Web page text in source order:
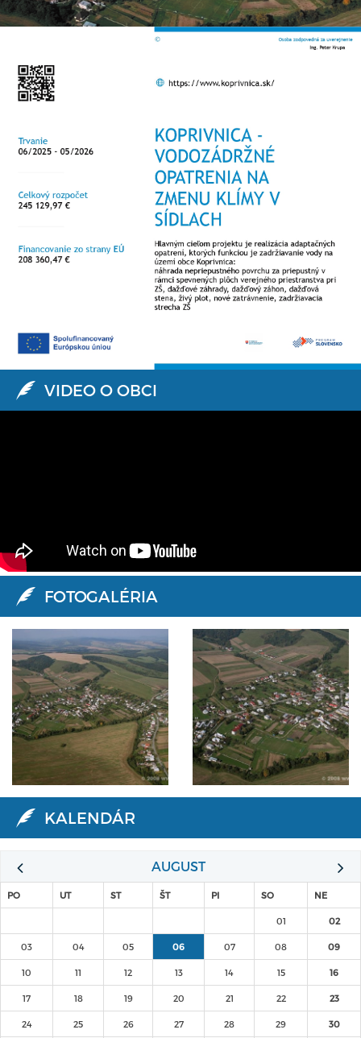
VIDEO O OBCI
FOTOGALÉRIA
KALENDÁR
AUGUST
PO UT ST ŠT PI SO NE
01 02
03 04 05 06 07 08 09
10 11 12 13 14 15 16
17 18 19 20 21 22 23
24 25 26 27 28 29 30